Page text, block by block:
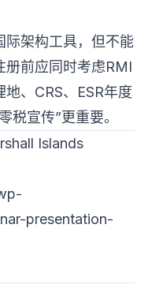
际架构工具，但不能
册前应同时考虑RMI
、CRS、ESR年度
税宣传”更重要。
Islands
presentation-